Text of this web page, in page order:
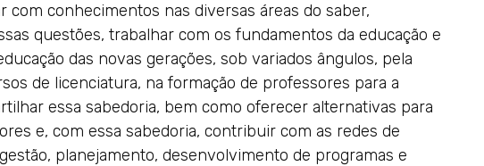
conhecimentos nas diversas áreas do saber,
questões, trabalhar com os fundamentos da educação e
das novas gerações, sob variados ângulos, pela
de licenciatura, na formação de professores para a
essa sabedoria, bem como oferecer alternativas para
e, com essa sabedoria, contribuir com as redes de
planejamento, desenvolvimento de programas e